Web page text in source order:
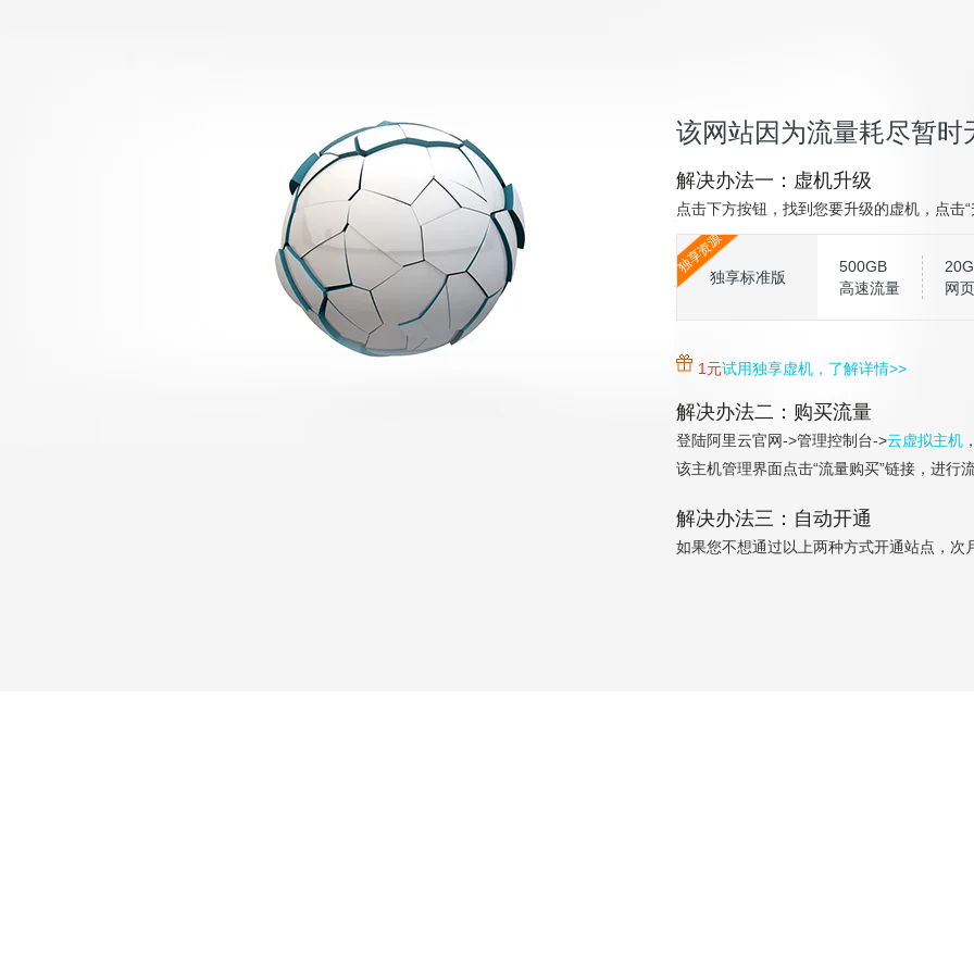
该网站因为流量耗尽暂时
解决办法一：虚机升级
点击下方按钮，找到您要升级的虚机，点击
独享资源
独享标准版
500GB
高速流量
网
1元试用独享虚机，了解详情>>
解决办法二：购买流量
登陆阿里云官网->管理控制台->云虚拟主机
该主机管理界面点击“流量购买”链接，进行
解决办法三：自动开通
如果您不想通过以上两种方式开通站点，次